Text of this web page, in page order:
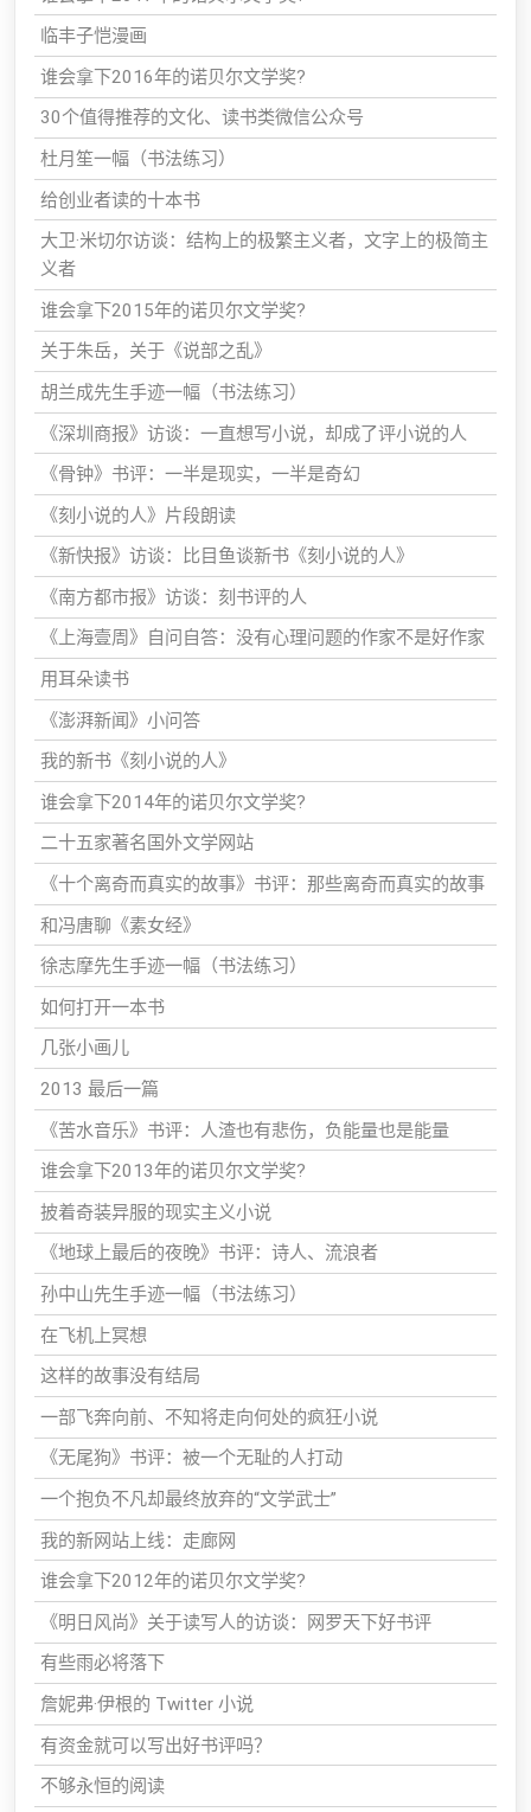
临丰子恺漫画
谁会拿下2016年的诺贝尔文学奖?
30个值得推荐的文化、读书类微信公众号
杜月笙一幅（书法练习）
给创业者读的十本书
大卫·米切尔访谈：结构上的极繁主义者，文字上的极简主
义者
谁会拿下2015年的诺贝尔文学奖?
关于朱岳，关于《说部之乱》
胡兰成先生手迹一幅（书法练习）
《深圳商报》访谈：一直想写小说，却成了评小说的人
《骨钟》书评：一半是现实，一半是奇幻
《刻小说的人》片段朗读
《新快报》访谈：比目鱼谈新书《刻小说的人》
《南方都市报》访谈：刻书评的人
《上海壹周》自问自答：没有心理问题的作家不是好作家
用耳朵读书
《澎湃新闻》小问答
我的新书《刻小说的人》
谁会拿下2014年的诺贝尔文学奖?
二十五家著名国外文学网站
《十个离奇而真实的故事》书评：那些离奇而真实的故事
和冯唐聊《素女经》
徐志摩先生手迹一幅（书法练习）
如何打开一本书
几张小画儿
2013 最后一篇
《苦水音乐》书评：人渣也有悲伤，负能量也是能量
谁会拿下2013年的诺贝尔文学奖?
披着奇装异服的现实主义小说
《地球上最后的夜晚》书评：诗人、流浪者
孙中山先生手迹一幅（书法练习）
在飞机上冥想
这样的故事没有结局
一部飞奔向前、不知将走向何处的疯狂小说
《无尾狗》书评：被一个无耻的人打动
一个抱负不凡却最终放弃的“文学武士”
我的新网站上线：走廊网
谁会拿下2012年的诺贝尔文学奖?
《明日风尚》关于读写人的访谈：网罗天下好书评
有些雨必将落下
詹妮弗·伊根的 Twitter 小说
有资金就可以写出好书评吗？
不够永恒的阅读